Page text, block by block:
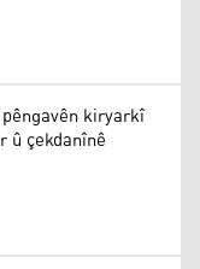
kiryarkî
û çekdanînê